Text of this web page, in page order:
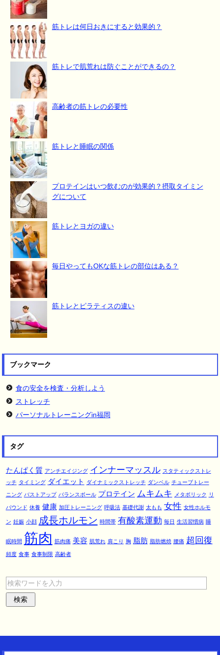
筋トレは何日おきにすると効果的？
筋トレで肌荒れは防ぐことができるの？
高齢者の筋トレの必要性
筋トレと睡眠の関係
プロテインはいつ飲むのが効果的？摂取タイミン
グについて
筋トレとヨガの違い
毎日やってもOKな筋トレの部位はある？
筋トレとピラティスの違い
ブックマーク
食の安全を検査・分析しよう
ストレッチ
パーソナルトレーニングin福岡
タグ
たんぱく質 アンチエイジング インナーマッスル スタティックストレ
ッチ タイミング ダイエット ダイナミックストレッチ ダンベル チューブトレー
ニング バストアップ バランスボール プロテイン ムキムキ メタボリック リ
バウンド 休養 健康 加圧トレーニング 呼吸法 基礎代謝 太もも 女性 女性ホルモ
ン 妊娠 小顔 成長ホルモン 時間帯 有酸素運動 毎日 生活習慣病 睡
眠時間 筋肉 筋肉痛 美容 肌荒れ 肩こり 胸 脂肪 脂肪燃焼 腰痛 超回復
頻度 食事 食事制限 高齢者